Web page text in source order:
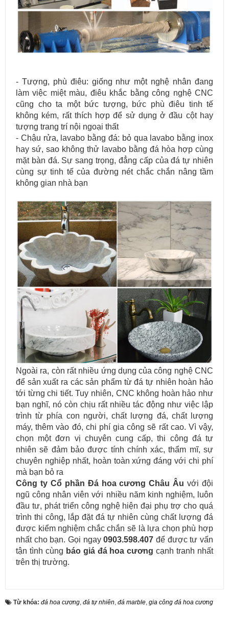
- Tượng, phù điêu: giống như một nghệ nhân đang
làm việc miệt màu, điêu khắc bằng công nghệ CNC
cũng cho ta một bức tượng, bức phù điêu tinh tế
không kém, rất thích hợp để sử dụng ở đầu cột hay
tượng trang trí nội ngoại thất
- Chậu rửa, lavabo bằng đá: bỏ qua lavabo bằng inox
hay sứ, sao không thử lavabo bằng đá hòa hợp cùng
mặt bàn đá. Sự sang trọng, đẳng cấp của đá tự nhiên
cùng sự tinh tế của đường nét chắc chắn nâng tầm
không gian nhà bạn
Ngoài ra, còn rất nhiều ứng dụng của công nghệ CNC
để sản xuất ra các sản phẩm từ đá tự nhiên hoàn hảo
tới từng chi tiết. Tuy nhiên, CNC không hoàn hảo như
bạn nghĩ, nó còn chịu rất nhiều tác động như việc lập
trình từ phía con người, chất lượng đá, chất lượng
máy, thêm vào đó, chi phí gia công sẽ rất cao. Vì vậy,
chọn một đơn vị chuyên cung cấp, thi công đá tự
nhiên sẽ đảm bảo được tính chính xác, thẩm mĩ, sự
chuyên nghiệp nhất, hoàn toàn xứng đáng với chi phí
mà bạn bỏ ra
Công ty Cổ phần Đá hoa cương Châu Âu với đội
ngũ công nhân viên với nhiều năm kinh nghiệm, luôn
đầu tư, phát triển công nghệ hiện đại phụ trợ cho quá
trình thi công, lắp đặt đá tự nhiên cùng chất lượng đá
được kiểm nghiệm chắc chắn sẽ là lựa chọn phù hợp
nhất cho bạn. Gọi ngay0903.598.407 để được tư vấn
tận tình cùng báo giá đá hoa cương cạnh tranh nhất
trên thị trường.
Từ khóa: đá hoa cương, đá tự nhiên, đá marble, gia công đá hoa cương
Mẫu bàn ăn mặt đá tự nhiên cao cấp và sang trọng cho gia đình
thân yêu của bạn.
Cung cấp & thi công đá ốp cầu thang máy cho các công trình.